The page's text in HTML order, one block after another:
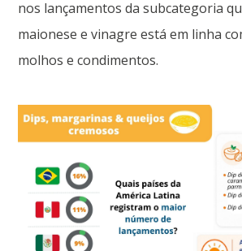
nos lançamentos da subcategoria
maionese e vinagre está em linha
molhos e condimentos.